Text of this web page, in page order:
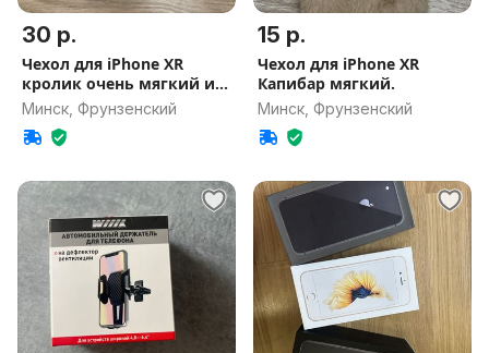
30 р.
Чехол для iPhone XR
кролик очень мягкий и
пушистый
Минск, Фрунзенский
15 р.
Чехол для iPhone XR
Капибар мягкий.
Минск, Фрунзенский